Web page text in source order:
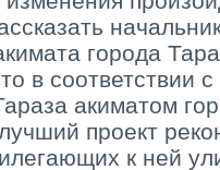
города
в соответствии
акиматом
проект
к ней